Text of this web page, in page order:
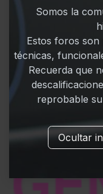
Somos la
Estos foros son
técnicas,
Recuerda que
reprobable
Ocultar